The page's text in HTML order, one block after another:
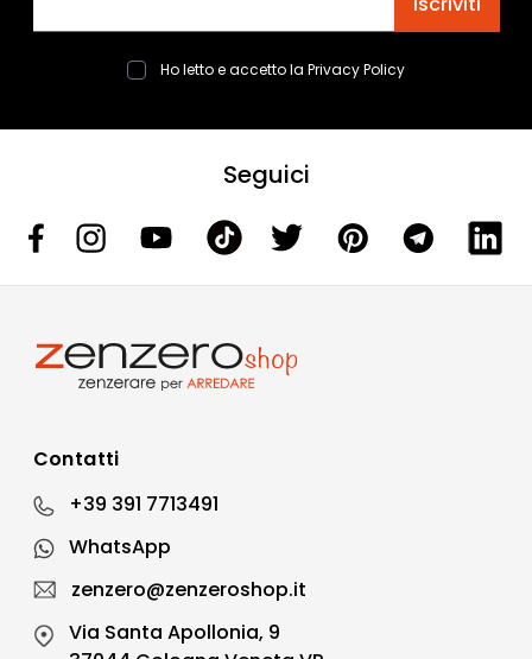
Ho letto e accetto la Privacy Policy
Seguici
Contatti
+39 391 7713491
WhatsApp
zenzero@zenzeroshop.it
Via Santa Apollonia, 9